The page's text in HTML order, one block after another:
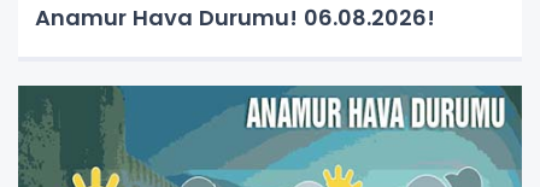
Anamur Hava Durumu! 06.08.2026!